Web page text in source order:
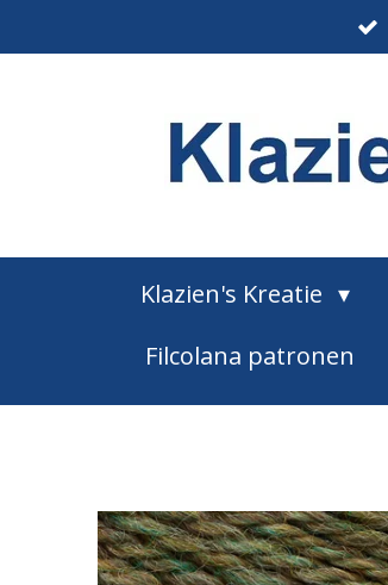
direct
Klazien's Kreatie
Filcolana patronen